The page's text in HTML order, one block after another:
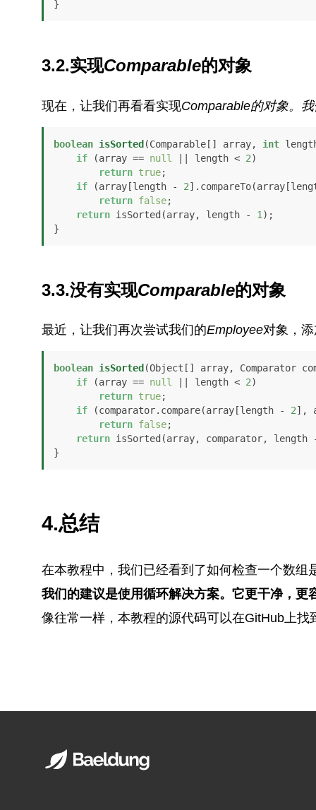
}
3.2.实现Comparable的对象
现在，让我们再看看实现Comparable的对象。
boolean isSorted (Comparable[] array, int
if (array == null || length < 2)
return true;
if (array[length - 2
return false;
return isSorted(array, length - 1 );
}
3.3.没有实现Comparable的对象
最近，让我们再次尝试我们的Employee对象，
boolean isSorted (Object[] array, Comparator
if (array == null || length < 2)
return true;
if (comparator.compare(array[length - 2],
return false;
return isSorted(array, comparator,
}
4.总结
在本教程中，我们已经看到了如何检查一个数
我们的建议是使用循环解决方案。它更干净，更
像往常一样，本教程的源代码可以在GitHub上找